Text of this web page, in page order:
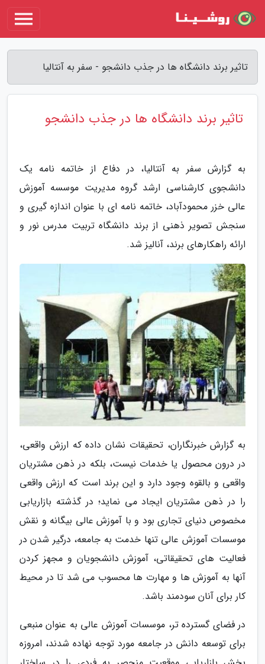
تاثیر برند دانشگاه ها در جذب دانشجو - سفر به آنتالیا
تاثیر برند دانشگاه ها در جذب دانشجو
به گزارش سفر به آنتالیا، در دفاع از خاتمه نامه یک
دانشجوی کارشناسی ارشد گروه مدیریت موسسه آموزش
عالی خزر محمودآباد، خاتمه نامه ای با عنوان اندازه گیری و
سنجش تصویر ذهنی از برند دانشگاه تربیت مدرس نور و
ارائه راهکارهای برند، آنالیز شد.
به گزارش خبرنگاران، تحقیقات نشان داده که ارزش واقعی،
در درون محصول یا خدمات نیست، بلکه در ذهن مشتریان
واقعی و بالقوه وجود دارد و این برند است که ارزش واقعی
را در ذهن مشتریان ایجاد می نماید؛ در گذشته بازاریابی
مخصوص دنیای تجاری بود و با آموزش عالی بیگانه و نقش
موسسات آموزش عالی تنها خدمت به جامعه، درگیر شدن در
فعالیت های تحقیقاتی، آموزش دانشجویان و مجهز کردن
آنها به آموزش ها و مهارت ها محسوب می شد تا در محیط
کار برای آنان سودمند باشد.
در فضای گسترده تر، موسسات آموزش عالی به عنوان منبعی
برای توسعه دانش در جامعه مورد توجه نهاده شدند، امروزه